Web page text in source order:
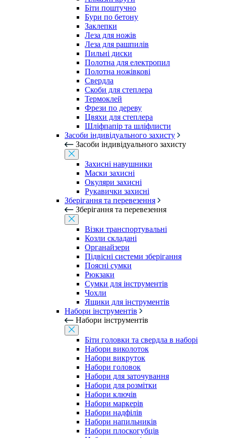
Біти поштучно
Бури по бетону
Заклепки
Леза для ножів
Леза для рашпилів
Пильні диски
Полотна для електропил
Полотна ножівкові
Свердла
Скоби для степлера
Термоклей
Фрези по дереву
Цвяхи для степлера
Шліфпапір та шліфлисти
Засоби індивідуального захисту
Засоби індивідуального захисту
Захисні навушники
Маски захисні
Окуляри захисні
Рукавички захисні
Зберігання та перевезення
Зберігання та перевезення
Візки транспортувальні
Козли складані
Органайзери
Підвісні системи зберігання
Поясні сумки
Рюкзаки
Сумки для інструментів
Чохли
Ящики для інструментів
Набори інструментів
Набори інструментів
Біти головки та свердла в наборі
Набори виколоток
Набори викруток
Набори головок
Набори для заточування
Набори для розмітки
Набори ключів
Набори маркерів
Набори надфілів
Набори напильників
Набори плоскогубців